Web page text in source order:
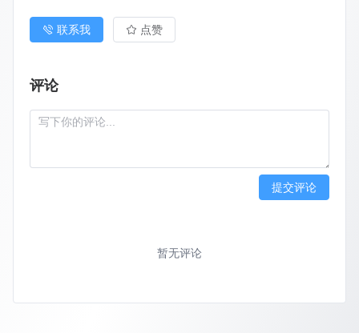
联系我 点赞
评论
提交评论
暂无评论